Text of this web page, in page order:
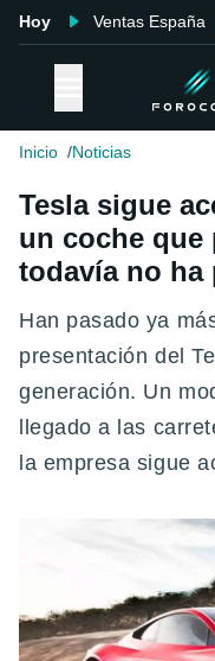
Hoy Ventas España
Inicio Noticias
Tesla sigue
un coche que
todavía no ha
Han pasado ya
presentación del
generación. Un
llegado a las
la empresa sigue